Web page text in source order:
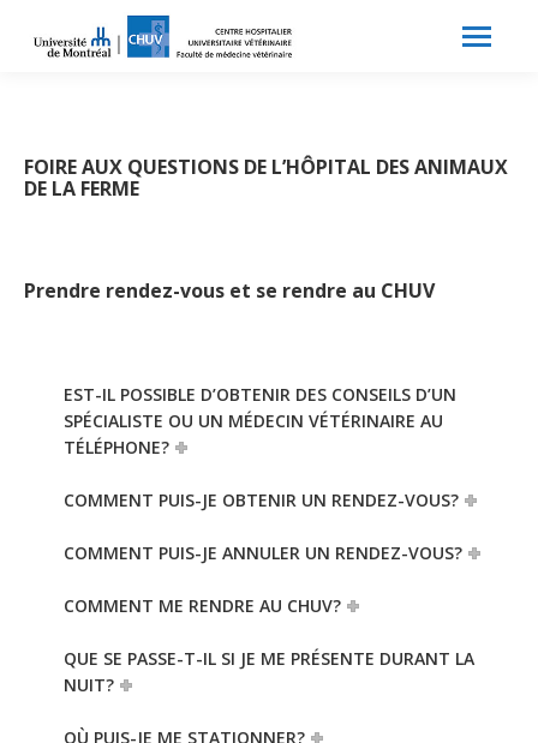
FOIRE AUX QUESTIONS DE L’HÔPITAL DES ANIMAUX
DE LA FERME
Prendre rendez-vous et se rendre au CHUV
EST-IL POSSIBLE D’OBTENIR DES CONSEILS D’UN
SPÉCIALISTE OU UN MÉDECIN VÉTÉRINAIRE AU
TÉLÉPHONE?
COMMENT PUIS-JE OBTENIR UN RENDEZ-VOUS?
COMMENT PUIS-JE ANNULER UN RENDEZ-VOUS?
COMMENT ME RENDRE AU CHUV?
QUE SE PASSE-T-IL SI JE ME PRÉSENTE DURANT LA
NUIT?
OÙ PUIS-JE ME STATIONNER?